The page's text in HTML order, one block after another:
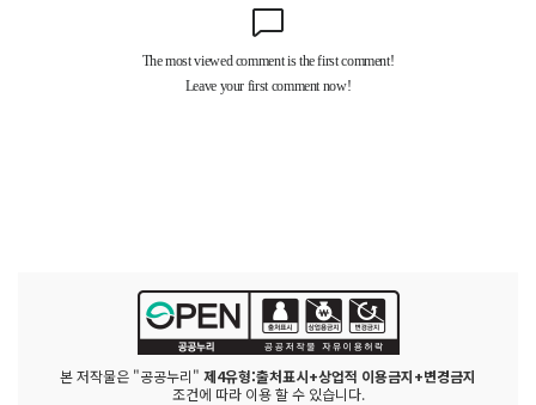
본 저작물은 "공공누리" 제4유형:출처표시+상업적 이용금지+변경금지
조건에 따라 이용 할 수 있습니다.